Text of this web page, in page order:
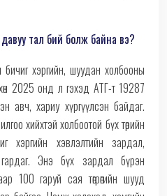
тал бий болж байна вэ?
бичиг хэргийн, шуудан холбооны
2025 онд л гэхэд АТГ-т 19287
авч, хариу хүргүүлсэн байдаг.
хийхтэй холбоотой бүх төрийн
хэргийн хэвлэлтийн зардал,
Энэ бүх зардал бүрэн
100 гаруй сая төгрөгийн шууд